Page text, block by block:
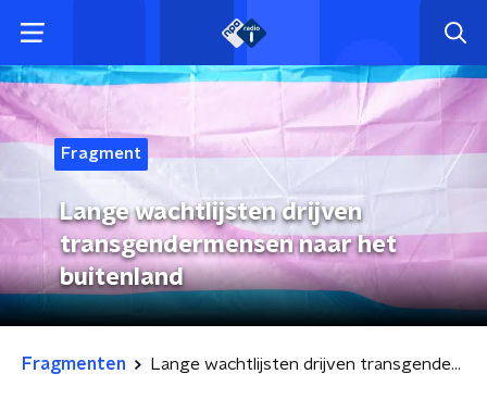
Fragment
Lange wachtlijsten drijven
transgendermensen naar het
buitenland
Fragmenten Lange wachtlijsten drijven transgendermensen naar het buitenland